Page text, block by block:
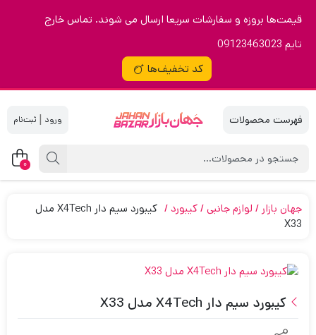
قیمت‌ها بروزه و سفارشات سریعا ارسال می شوند. تماس خارج
تایم 09123463023
کد تخفیف‌ها
|
0
جهان بازار لوازم جانبی کیبورد
کیبورد سیم دار X4Tech مدل
X33
کیبورد سیم دار X4Tech مدل X33